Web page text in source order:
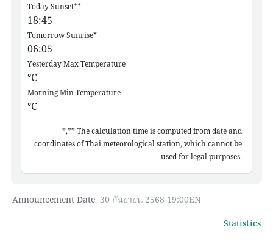
Today Sunset**
18:45
Tomorrow Sunrise*
06:05
Yesterday Max Temperature
°C
Morning Min Temperature
°C
*,** The calculation time is computed from date and
coordinates of Thai meteorological station, which cannot be
used for legal purposes.
Announcement Date 30 กันยายน 2568 19:00EN
Statistics